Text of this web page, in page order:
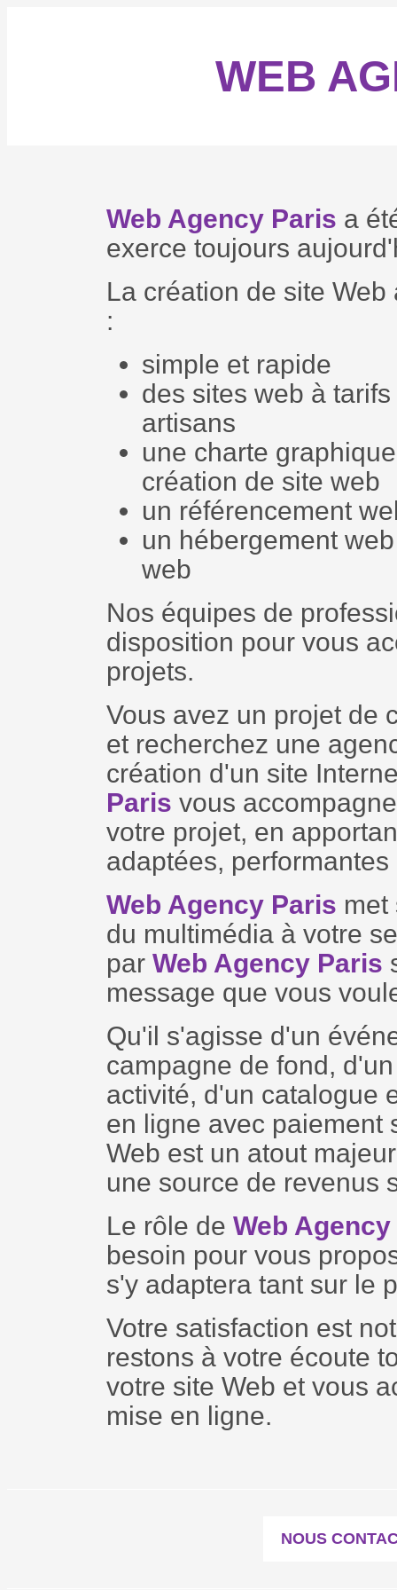
WEB
Web Agency Paris a
exerce toujours
La création de site
:
simple et rapide
des sites web à
artisans
une charte
création de site web
un référencement
un hébergement
web
Nos équipes de
disposition pour vous
projets.
Vous avez un projet de
et recherchez une
création d'un site
Paris vous
votre projet, en
adaptées,
Web Agency Paris met
du multimédia à votre
par Web Agency Paris
message que vous
Qu'il s'agisse d'un
campagne de fond,
activité, d'un catalogue
en ligne avec paiement
Web est un atout
une source de revenus
Le rôle de Web
besoin pour vous
s'y adaptera tant sur le
Votre satisfaction est
restons à votre écoute
votre site Web et vous
mise en ligne.
NOUS